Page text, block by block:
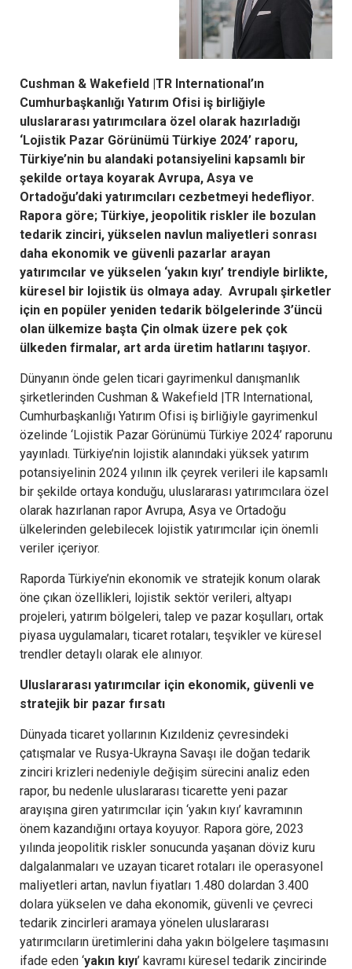
Cushman & Wakefield |TR International’ın
Cumhurbaşkanlığı Yatırım Ofisi iş birliğiyle
uluslararası yatırımcılara özel olarak hazırladığı
‘Lojistik Pazar Görünümü Türkiye 2024’ raporu,
Türkiye’nin bu alandaki potansiyelini kapsamlı bir
şekilde ortaya koyarak Avrupa, Asya ve
Ortadoğu’daki yatırımcıları cezbetmeyi hedefliyor.
Rapora göre; Türkiye, jeopolitik riskler ile bozulan
tedarik zinciri, yükselen navlun maliyetleri sonrası
daha ekonomik ve güvenli pazarlar arayan
yatırımcılar ve yükselen ‘yakın kıyı’ trendiyle birlikte,
küresel bir lojistik üs olmaya aday. Avrupalı şirketler
için en popüler yeniden tedarik bölgelerinde 3’üncü
olan ülkemize başta Çin olmak üzere pek çok
ülkeden firmalar, art arda üretim hatlarını taşıyor.
Dünyanın önde gelen ticari gayrimenkul danışmanlık
şirketlerinden Cushman & Wakefield |TR International,
Cumhurbaşkanlığı Yatırım Ofisi iş birliğiyle gayrimenkul
özelinde ‘Lojistik Pazar Görünümü Türkiye 2024’ raporunu
yayınladı. Türkiye’nin lojistik alanındaki yüksek yatırım
potansiyelinin 2024 yılının ilk çeyrek verileri ile kapsamlı
bir şekilde ortaya konduğu, uluslararası yatırımcılara özel
olarak hazırlanan rapor Avrupa, Asya ve Ortadoğu
ülkelerinden gelebilecek lojistik yatırımcılar için önemli
veriler içeriyor.
Raporda Türkiye’nin ekonomik ve stratejik konum olarak
öne çıkan özellikleri, lojistik sektör verileri, altyapı
projeleri, yatırım bölgeleri, talep ve pazar koşulları, ortak
piyasa uygulamaları, ticaret rotaları, teşvikler ve küresel
trendler detaylı olarak ele alınıyor.
Uluslararası yatırımcılar için ekonomik, güvenli ve
stratejik bir pazar fırsatı
Dünyada ticaret yollarının Kızıldeniz çevresindeki
çatışmalar ve Rusya-Ukrayna Savaşı ile doğan tedarik
zinciri krizleri nedeniyle değişim sürecini analiz eden
rapor, bu nedenle uluslararası ticarette yeni pazar
arayışına giren yatırımcılar için ‘yakın kıyı’ kavramının
önem kazandığını ortaya koyuyor. Rapora göre, 2023
yılında jeopolitik riskler sonucunda yaşanan döviz kuru
dalgalanmaları ve uzayan ticaret rotaları ile operasyonel
maliyetleri artan, navlun fiyatları 1.480 dolardan 3.400
dolara yükselen ve daha ekonomik, güvenli ve çevreci
tedarik zincirleri aramaya yönelen uluslararası
yatırımcıların üretimlerini daha yakın bölgelere taşımasını
ifade eden ‘yakın kıyı’ kavramı küresel tedarik zincirinde